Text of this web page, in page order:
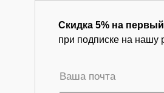
Скидка 5% на первый
при подписке на нашу